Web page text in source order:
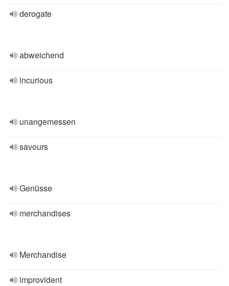
derogate
abweichend
incurious
unangemessen
savours
Genüsse
merchandises
Merchandise
improvident